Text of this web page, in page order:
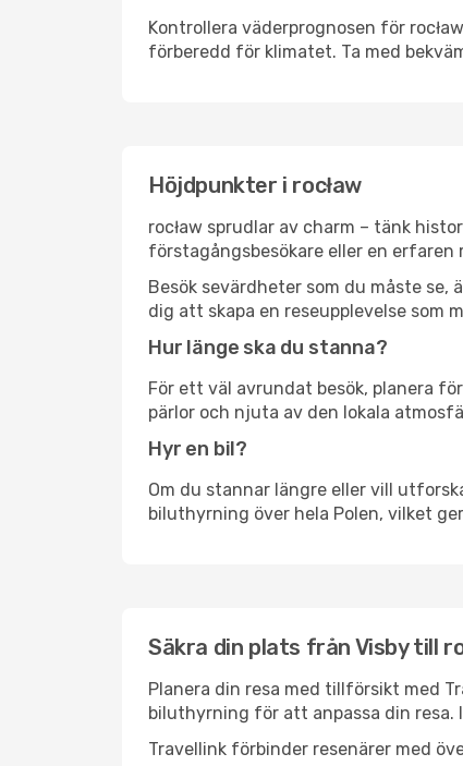
Kontrollera väderprognosen för
förberedd för klimatet. Ta med
Höjdpunkter i rocław
rocław sprudlar av charm – tänk
förstagångsbesökare eller en
Besök sevärdheter som du måste
dig att skapa en reseupplevelse som
Hur länge ska du stanna?
För ett väl avrundat besök, planera
pärlor och njuta av den lokala
Hyr en bil?
Om du stannar längre eller vill
biluthyrning över hela Polen, vilket
Säkra din plats från Visby till
Planera din resa med tillförsikt med
biluthyrning för att anpassa din resa.
Travellink förbinder resenärer med